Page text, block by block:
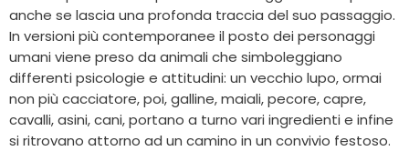
anche se lascia una profonda traccia del suo passaggio.
In versioni più contemporanee il posto dei personaggi
umani viene preso da animali che simboleggiano
differenti psicologie e attitudini: un vecchio lupo, ormai
non più cacciatore, poi, galline, maiali, pecore, capre,
cavalli, asini, cani, portano a turno vari ingredienti e infine
si ritrovano attorno ad un camino in un convivio festoso.